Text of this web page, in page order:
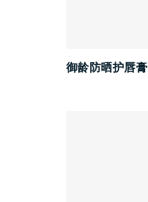
御龄防晒护唇膏